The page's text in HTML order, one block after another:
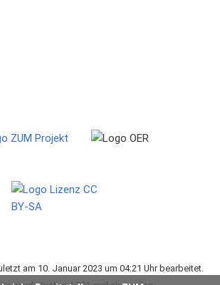
am 10. Januar 2023 um 04:21 Uhr bearbeitet.